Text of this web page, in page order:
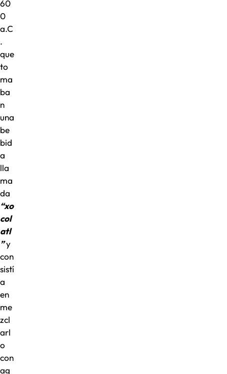
60
0
a.C
.
que
to
ma
ba
n
una
be
bid
a
lla
ma
da
“xo
col
atl
”y
con
sistí
a
en
me
zcl
arl
o
con
ag